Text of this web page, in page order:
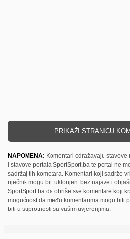
PRIKAŽI STRANICU
NAPOMENA: Komentari odražavaju
i stavove portala SportSport.ba te portal ne
sadržaj tih kometara. Komentari koji sadrže
riječnik mogu biti uklonjeni bez najave i
SportSport.ba da obriše sve komentare koji
mogućnost da među komentarima mogu biti
biti u suprotnosti sa vašim uvjerenjima.